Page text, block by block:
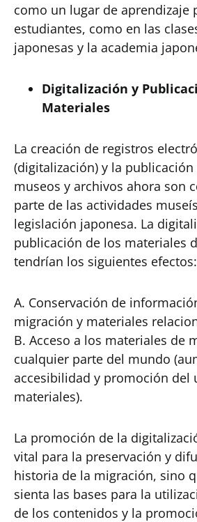
como un lugar de aprendizaje
estudiantes, como en las
japonesas y la academia
Digitalización y
Materiales
La creación de registros
(digitalización) y la
museos y archivos ahora son
parte de las actividades
legislación japonesa. La
publicación de los materiales
tendrían los siguientes efectos:
A. Conservación de
migración y materiales
B. Acceso a los materiales de
cualquier parte del mundo
accesibilidad y promoción del
materiales).
La promoción de la
vital para la preservación y
historia de la migración, sino
sienta las bases para la
de los contenidos y la